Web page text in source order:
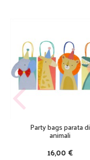
Party bags parata di
animali
16,00 €